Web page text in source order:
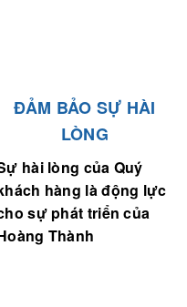
LÒNG
Sự hài lòng của Quý
hàng là động lực
sự phát triển của
Thành